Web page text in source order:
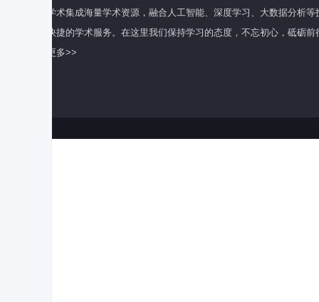
百度学术集成海量学术资源，融合人工智能、深度学习、大数据分析
全面快捷的学术服务。在这里我们保持学习的态度，不忘初心，砥砺前
了解更多>>